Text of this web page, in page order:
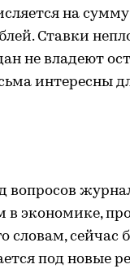
на
Ставки
не владеют
интересны
вопросов
в экономике,
словам, сейчас
под новые